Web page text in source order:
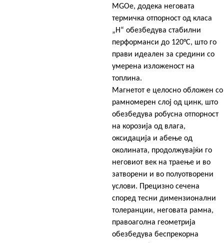
MGOe, додека неговата
термичка отпорност од класа
„H“ обезбедува стабилни
перформанси до 120°C, што го
прави идеален за средини со
умерена изложеност на
топлина.
Магнетот е целосно обложен со
рамномерен слој од цинк, што
обезбедува робусна отпорност
на корозија од влага,
оксидација и абење од
околината, продолжувајќи го
неговиот век на траење и во
затворени и во полуотворени
услови. Прецизно сечена
според тесни димензионални
толеранции, неговата рамна,
правоаголна геометрија
обезбедува беспрекорна